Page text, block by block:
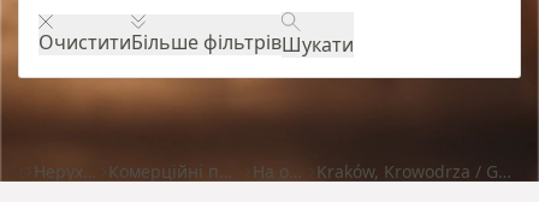
ОчиститиБільше фільтрівШукати
Нерухомість Комерційні приміщення На оренду Kraków, Krowodrza / Górka Narodowa